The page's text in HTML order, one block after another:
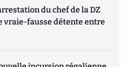
du chef de la DZ
vraie-fausse détente entre